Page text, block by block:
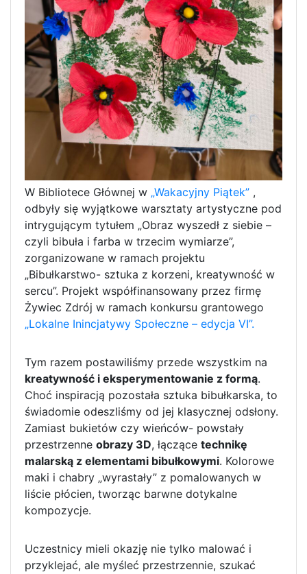
W Bibliotece Głównej w „Wakacyjny Piątek” ,
odbyły się wyjątkowe warsztaty artystyczne pod
intrygującym tytułem „Obraz wyszedł z siebie –
czyli bibuła i farba w trzecim wymiarze”,
zorganizowane w ramach projektu
„Bibułkarstwo- sztuka z korzeni, kreatywność w
sercu”. Projekt współfinansowany przez firmę
Żywiec Zdrój w ramach konkursu grantowego
„Lokalne Inincjatywy Społeczne – edycja VI”.
Tym razem postawiliśmy przede wszystkim na
kreatywność i eksperymentowanie z formą.
Choć inspiracją pozostała sztuka bibułkarska, to
świadomie odeszliśmy od jej klasycznej odsłony.
Zamiast bukietów czy wieńców- powstały
przestrzenne obrazy 3D, łączące technikę
malarską z elementami bibułkowymi. Kolorowe
maki i chabry „wyrastały” z pomalowanych w
liście płócien, tworząc barwne dotykalne
kompozycje.
Uczestnicy mieli okazję nie tylko malować i
przyklejać, ale myśleć przestrzennie, szukać